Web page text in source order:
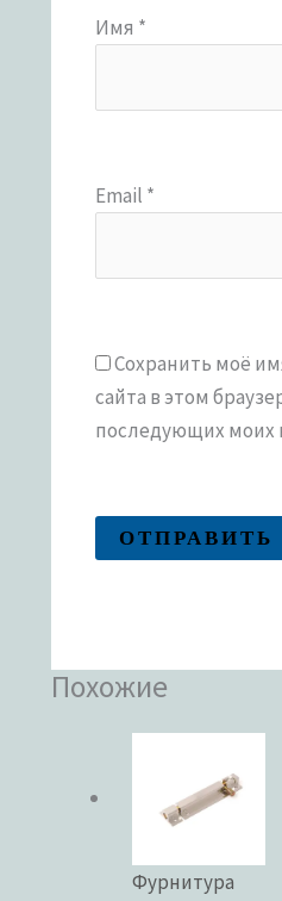
Имя *
Email *
Сохранить моё
сайта в этом
последующих моих
Похожие
Фурнитура